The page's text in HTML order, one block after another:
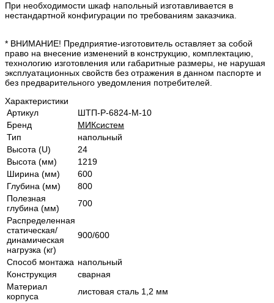
При необходимости шкаф напольный изготавливается в
нестандартной конфигурации по требованиям заказчика.
* ВНИМАНИЕ! Предприятие-изготовитель оставляет за собой
право на внесение изменений в конструкцию, комплектацию,
технологию изготовления или габаритные размеры, не нарушая
эксплуатационных свойств без отражения в данном паспорте и
без предварительного уведомления потребителей.
Характеристики
Артикул
ШТП-Р-6824-М-10
Бренд
МИКсистем
Тип
напольный
Высота (U)
24
Высота (мм)
1219
Ширина (мм)
600
Глубина (мм)
800
Полезная
глубина (мм)
700
Распределенная
статическая/
динамическая
нагрузка (кг)
900/600
Способ монтажа напольный
Конструкция
сварная
Материал
корпуса
листовая сталь 1,2 мм